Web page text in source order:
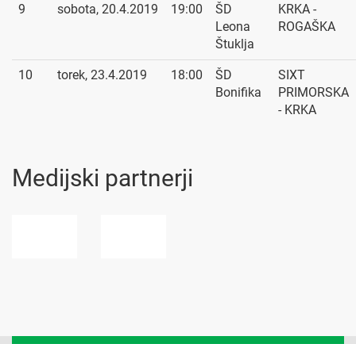
9 sobota, 20.4.2019 19:00
ŠD
Leona
Štuklja
KRKA -
ROGAŠKA
10 torek, 23.4.2019 18:00
ŠD
Bonifika
SIXT
PRIMORSKA
- KRKA
Medijski partnerji